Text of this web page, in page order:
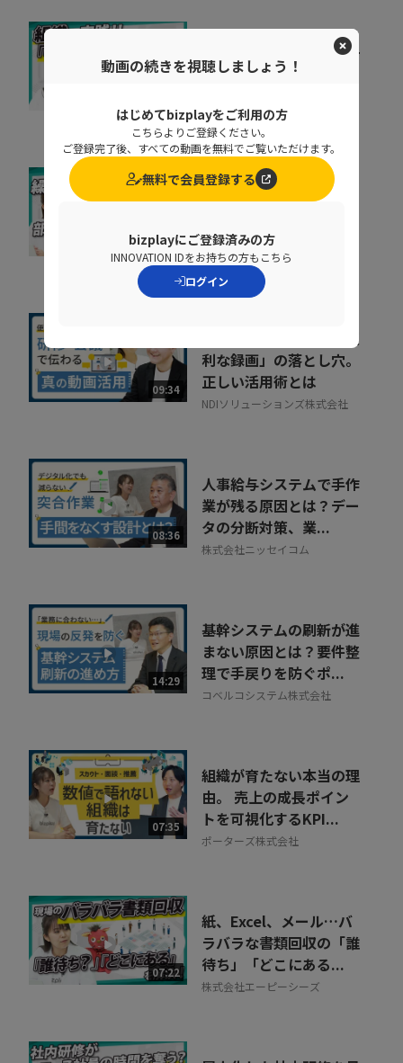
キャリア迷子を防ぐ！組
織をあげた「リスキリン
株式会社ベネッセコーポレーシ
ョン
07:52
なぜ部下は同じことを聞
をゼロにする方法
NDIソリューションズ株式会社
09:34
社内に蔓延していた「便
利な録画」の落とし穴。
正しい活用術とは
NDIソリューションズ株式会社
08:36
人事給与システムで手作
業が残る原因とは？デー
タの分断対策、業...
株式会社ニッセイコム
14:29
基幹システムの刷新が進
まない原因とは？要件整
理で手戻りを防ぐポ...
コベルコシステム株式会社
07:35
組織が育たない本当の理
由。 売上の成長ポイン
トを可視化するKPI...
ポーターズ株式会社
07:22
紙、Excel、メール…バ
ラバラな書類回収の「誰
待ち」「どこにある...
株式会社エーピーシーズ
動画の続きを視聴しましょう！
はじめてbizplayをご利用の方
こちらよりご登録ください。
ご登録完了後、すべての動画を無料でご覧いただけます。
無料で会員登録する
bizplayにご登録済みの方
INNOVATION IDをお持ちの方もこちら
ログイン